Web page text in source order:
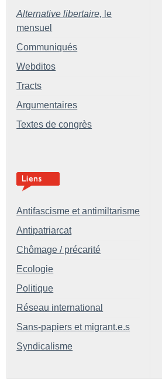
Alternative libertaire, le
mensuel
Communiqués
Webditos
Tracts
Argumentaires
Textes de congrès
Antifascisme et antimiltarisme
Antipatriarcat
Chômage / précarité
Ecologie
Politique
Réseau international
Sans-papiers et migrant.e.s
Syndicalisme